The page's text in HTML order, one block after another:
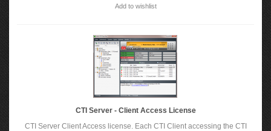
Add to wishlist
CTI Server - Client Access License
CTI Server Client Access license. Each CTI Client accessing the CTI